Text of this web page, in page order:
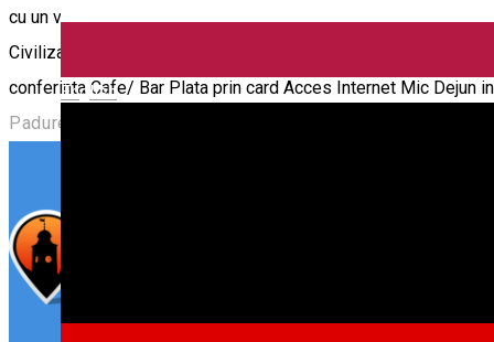
English
cu un vin de calitate. Camerele prietenoase va asteapta dupa
Civilizatiei Populare Traditionale - ASTRA. Descriere: 20
conferinta Cafe/ Bar Plata prin card Acces Internet Mic Dejun
Padurea Dumbravii, Muzeul ASTRA Sibiu